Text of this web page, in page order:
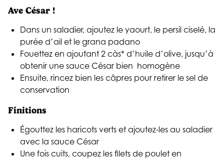
Ave César !
Dans un saladier, ajoutez le yaourt, le persil ciselé, la
purée d’ail et le grana padano
Fouettez en ajoutant 2 càs* d’huile d’olive, jusqu’à
obtenir une sauce César bien homogène
Ensuite, rincez bien les câpres pour retirer le sel de
conservation
Finitions
Égouttez les haricots verts et ajoutez-les au saladier
avec la sauce César
Une fois cuits, coupez les filets de poulet en